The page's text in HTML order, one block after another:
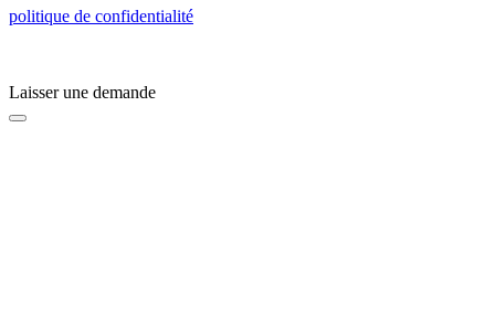
politique de confidentialité
Laisser une demande